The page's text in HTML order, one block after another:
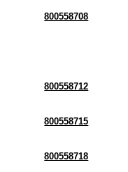
800558708
800558712
800558715
800558718